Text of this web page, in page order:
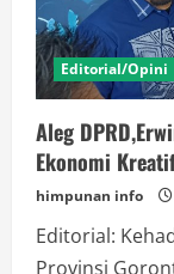
Editorial/Opini
Aleg
Ekonomi
himpunan info
Editorial:
Provinsi